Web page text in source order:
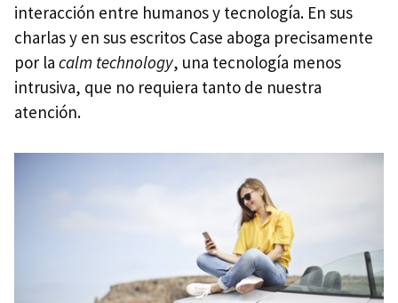
interacción entre humanos y tecnología. En sus
charlas y en sus escritos Case aboga precisamente
por la calm technology, una tecnología menos
intrusiva, que no requiera tanto de nuestra
atención.